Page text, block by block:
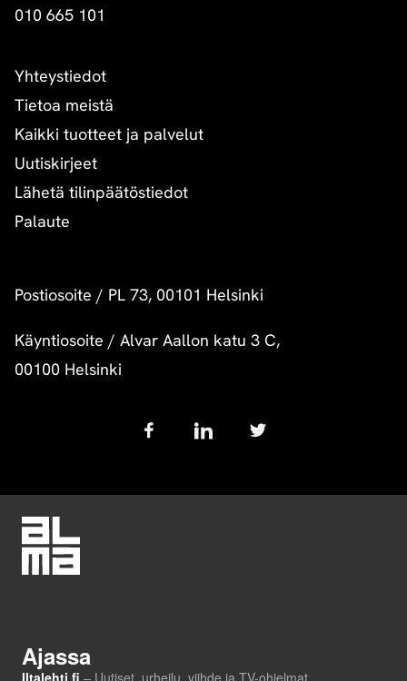
010 665 101
Yhteystiedot
Tietoa meistä
Kaikki tuotteet ja palvelut
Uutiskirjeet
Lähetä tilinpäätöstiedot
Palaute
Postiosoite / PL 73, 00101 Helsinki
Käyntiosoite / Alvar Aallon katu 3 C,
00100 Helsinki